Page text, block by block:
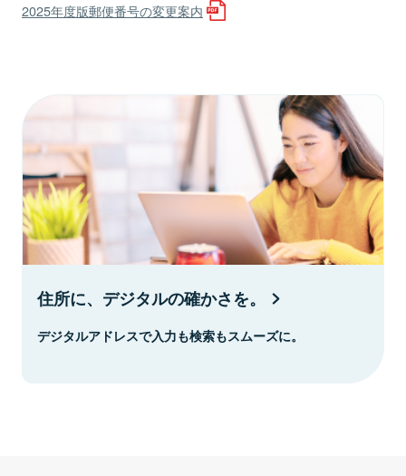
2025年度版郵便番号の変更案内
住所に、デジタルの確かさを。
デジタルアドレスで入力も検索もスムーズに。